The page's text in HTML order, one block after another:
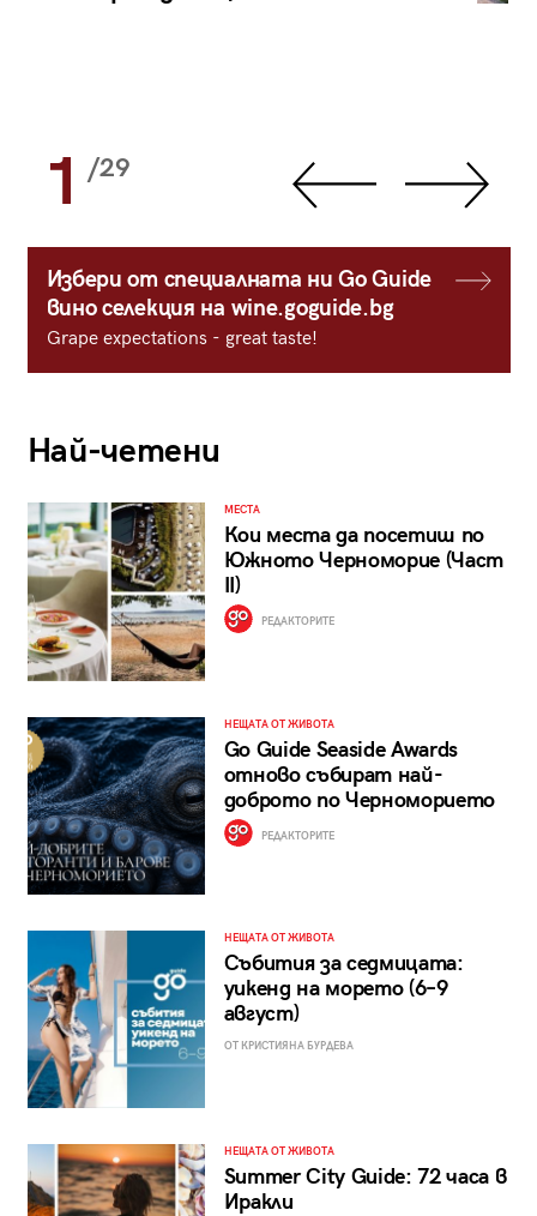
1 /29
Избери от специалната ни Go Guide
вино селекция на wine.goguide.bg
Grape expectations - great taste!
Най-четени
МЕСТА
Кои места да посетиш по
Южното Черноморие (Част
II)
РЕДАКТОРИТЕ
НЕЩАТА ОТ ЖИВОТА
Go Guide Seaside Awards
отново събират най-
доброто по Черноморието
РЕДАКТОРИТЕ
НЕЩАТА ОТ ЖИВОТА
Събития за седмицата:
уикенд на морето (6–9
август)
ОТ КРИСТИЯНА БУРДЕВА
НЕЩАТА ОТ ЖИВОТА
Summer City Guide: 72 часа в
Иракли